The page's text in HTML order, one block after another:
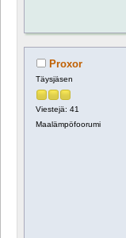
Proxor
Täysjäsen
Viestejä: 41
Maalämpöfoorumi